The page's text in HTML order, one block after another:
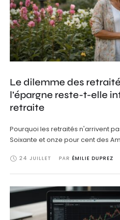
Le dilemme des
l’épargne reste-t-elle
retraite
Pourquoi les retraités n'arrivent
Soixante et onze pour cent des
24 JUILLET PAR ÉMILIE DUPREZ